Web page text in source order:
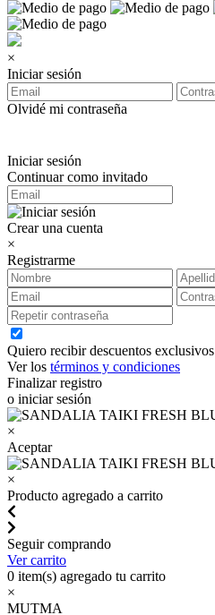
×
Iniciar sesión
Olvidé mi contraseña
Iniciar sesión
Continuar como invitado
Crear una cuenta
×
Registrarme
Quiero recibir descuentos
Ver los términos y condiciones
Finalizar registro
o iniciar sesión
×
Aceptar
×
Producto agregado a carrito
Seguir comprando
Ver carrito
0 item(s) agregado tu carrito
×
MUTMA